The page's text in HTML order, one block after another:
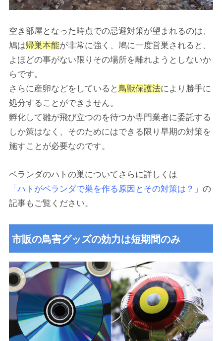
空き部屋となった時点での忌避対策が望まれるのは、
鳩は帰巣本能が非常に強く、鳩に一度営巣されると、
よほどの事がない限りその場所を離れようとしないか
らです。
さらに産卵などをしていると 鳥獣保護法により勝手に
処分することができません。
孵化して雛が飛び立つのを待つか専門業者に委託する
しか策はなく、そのためにはできる限り早期の対策を
施すことが必要なのです。
ベランダのハトの巣についてさらに詳しくは
「ハトがベランダで巣を作る原因とその対策は？」 の
記事もご覧ください。
市販の鳥害グッズの効力は短期間のみ